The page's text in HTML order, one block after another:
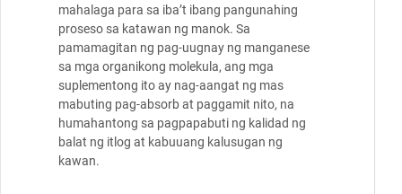
mahalaga para sa iba’t ibang pangunahing
proseso sa katawan ng manok. Sa
pamamagitan ng pag-uugnay ng manganese
sa mga organikong molekula, ang mga
suplementong ito ay nag-aangat ng mas
mabuting pag-absorb at paggamit nito, na
humahantong sa pagpapabuti ng kalidad ng
balat ng itlog at kabuuang kalusugan ng
kawan.